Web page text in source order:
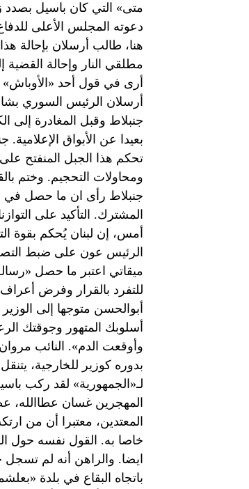
متى» التي كان باسيل بصدد
دعوته المجلس الأعلى
هنا، طالب أرسلان بإحالة
مطلقي النار وإحالة
أرى في قول أحد «الأوباش»
أرسلان الرئيس السوري
جنبلاط وقبل المغادرة
بعيدا عن الأبواق
تحكم هذا الجبل المنفتح
ومحاولات التحجيم. وختم
جنبلاط رأى ان ما حصل في
المشترك. التأكيد على
أمس، إن لبنان يُحكم بقوة
الرئيس عون على ضبط
ميقاتي اعتبر ما حصل
للتفرد بالقرار وفرض
أبوالحسن متوجها إلى
أسلوبك المتهور وجوقتك
وأوقعت الدم». النائب
بدوره كوزير للخارجية،
لـ«الجمهورية» لقد ركب
المهجرين غسان عطاالله،
المعتدين، معتبرا أن من
خاصا به. القول نفسه حول
ايضا. والراهن أنه لم
باتجاه البقاع في بلدة